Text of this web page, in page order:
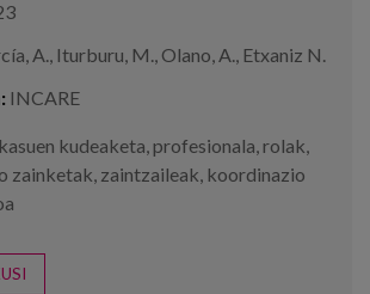
A., Iturburu, M., Olano, A., Etxaniz N.
INCARE
kasuen kudeaketa,profesionala,rolak,
zainketak, zaintzaileak, koordinazio